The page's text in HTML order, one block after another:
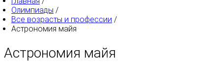
Олимпиады /
Все возрасты и профессии /
Астрономия майя
Астрономия майя